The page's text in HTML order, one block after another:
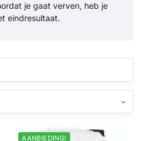
je gaat verven, heb je
eindresultaat.
AANBIEDING!